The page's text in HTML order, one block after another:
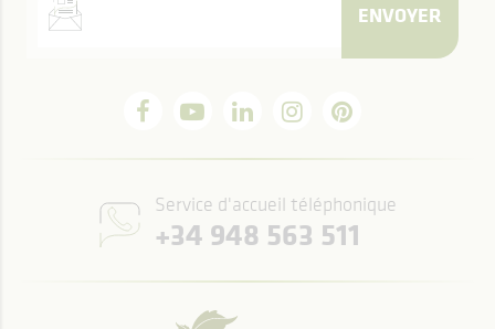
ENVOYER
Service d'accueil téléphonique
+34 948 563 511